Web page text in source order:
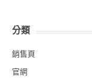
分類
銷售頁
官網